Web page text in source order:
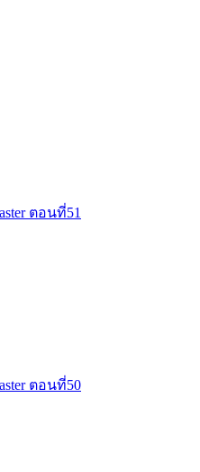
ตอนที่51
ตอนที่50